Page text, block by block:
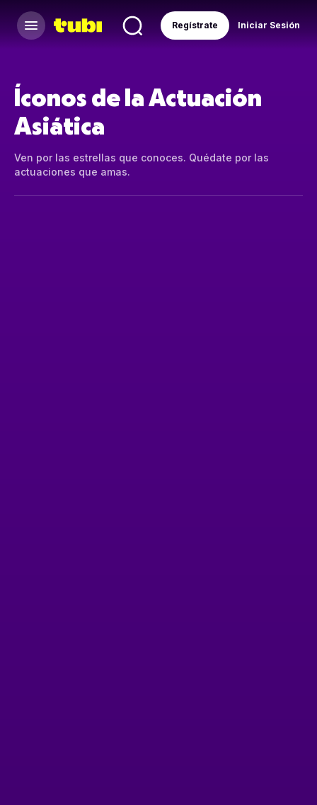
Iniciar Sesión
Regístrate
Íconos de la Actuación
Asiática
Ven por las estrellas que conoces. Quédate por las
actuaciones que amas.